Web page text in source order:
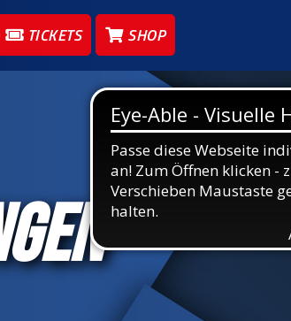
TICKETS SHOP